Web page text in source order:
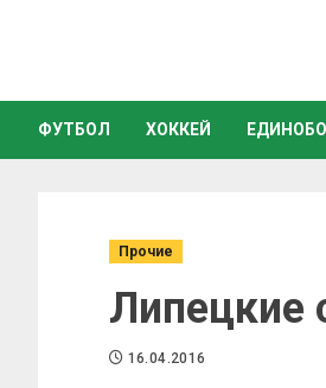
ФУТБОЛ ХОККЕЙ
Прочие
Липецкие
16.04.2016